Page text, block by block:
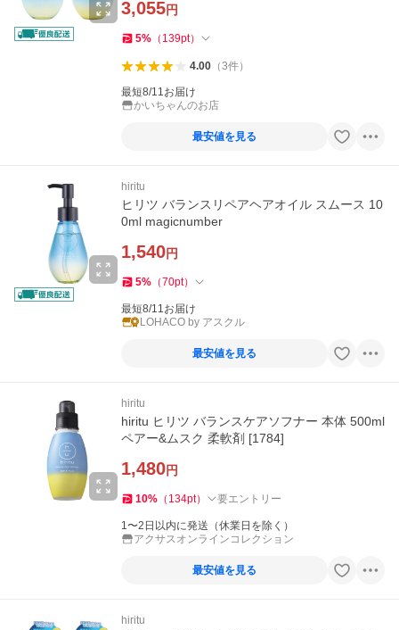
3,055円
5% （ 139pt）
4.00（3件）
最短8/11お届け
かいちゃんのお店
最安値を見る
hiritu
ヒリツ バランスリペアヘアオイル スムース 10
0ml magicnumber
1,540円
5% （70pt）
最短8/11お届け
LOHACO by アスクル
最安値を見る
hiritu
hiritu ヒリツ バランスケアソフナー 本体 500ml
ペアー&ムスク 柔軟剤 [1784]
1,480円
10% （ 134pt） 要エントリー
1〜2日以内に発送（休業日を除く）
アクサスオンラインコレクション
最安値を見る
hiritu